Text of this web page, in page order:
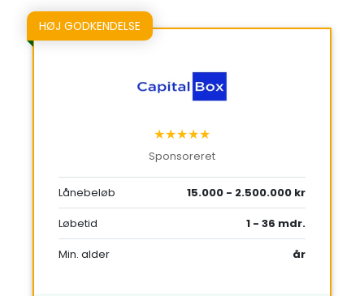
HØJ GODKENDELSE
★★★★★
Sponsoreret
Lånebeløb
15.000 - 2.500.000 kr
Løbetid
1 - 36 mdr.
Min. alder
år